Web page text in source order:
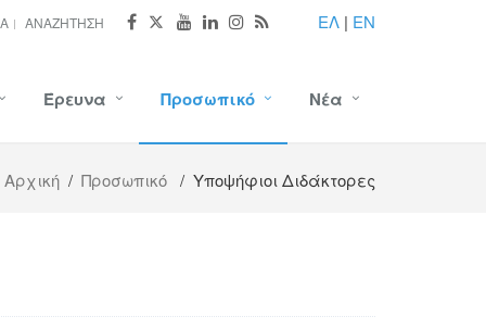
ΕΛ | EN
ΑΝΑΖΉΤΗΣΗ
Έρευνα Προσωπικό Νέα
Αρχική / Προσωπικό / Υποψήφιοι Διδάκτορες